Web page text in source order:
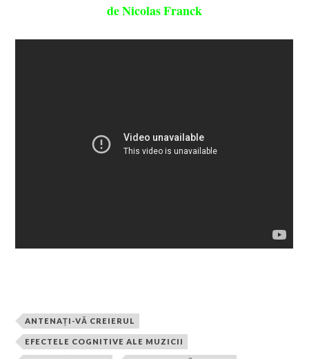
de Nicolas Franck
ANTENAȚI-VĂ CREIERUL
EFECTELE COGNITIVE ALE MUZICII